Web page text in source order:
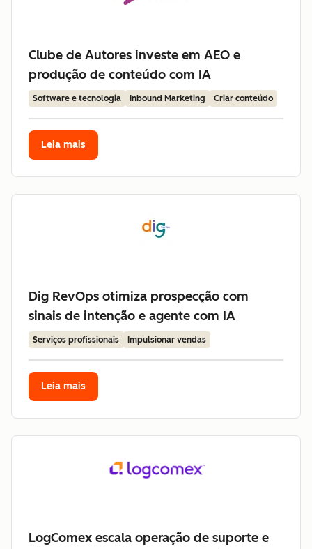
Clube de Autores investe em AEO e
produção de conteúdo com IA
Software e tecnologia Inbound Marketing Criar conteúdo
Leia mais
Dig RevOps otimiza prospecção com
sinais de intenção e agente com IA
Serviços profissionais Impulsionar vendas
Leia mais
LogComex escala operação de suporte e